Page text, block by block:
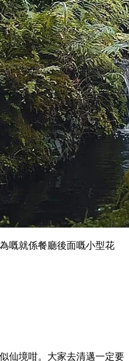
嘅就係餐廳後面嘅小型花
仙境咁。大家去清邁一定要